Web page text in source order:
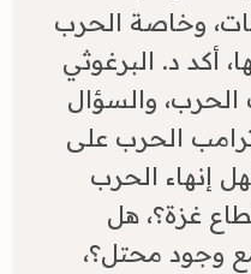
وخاصة الحرب
أكد د. البرغوثي
والسؤال
الحرب على
إنهاء الحرب
غزة؟، هل
وجود محتل؟،